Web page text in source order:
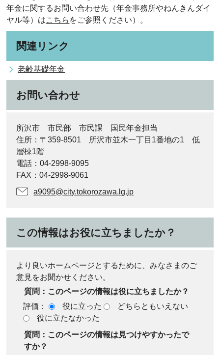
年金に関するお問い合わせ先（年金事務所やねんきんダイ
ヤル等）はこちら をご参照ください）。
関連リンク
老齢基礎年金
お問い合わせ
所沢市 市民部 市民課 国民年金担当
住所：〒359-8501 所沢市並木一丁目1番地の1 低
層棟1階
電話：04-2998-9095
FAX：04-2998-9061
a9095@city.tokorozawa.lg.jp
この情報はお役に立ちましたか？
より良いホームページとするために、みなさまのご
意見をお聞かせください。
質問：このページの情報は役に立ちましたか？
評価：
役に立った
どちらともいえない
役に立たなかった
質問：このページの情報は見つけやすかったで
すか？